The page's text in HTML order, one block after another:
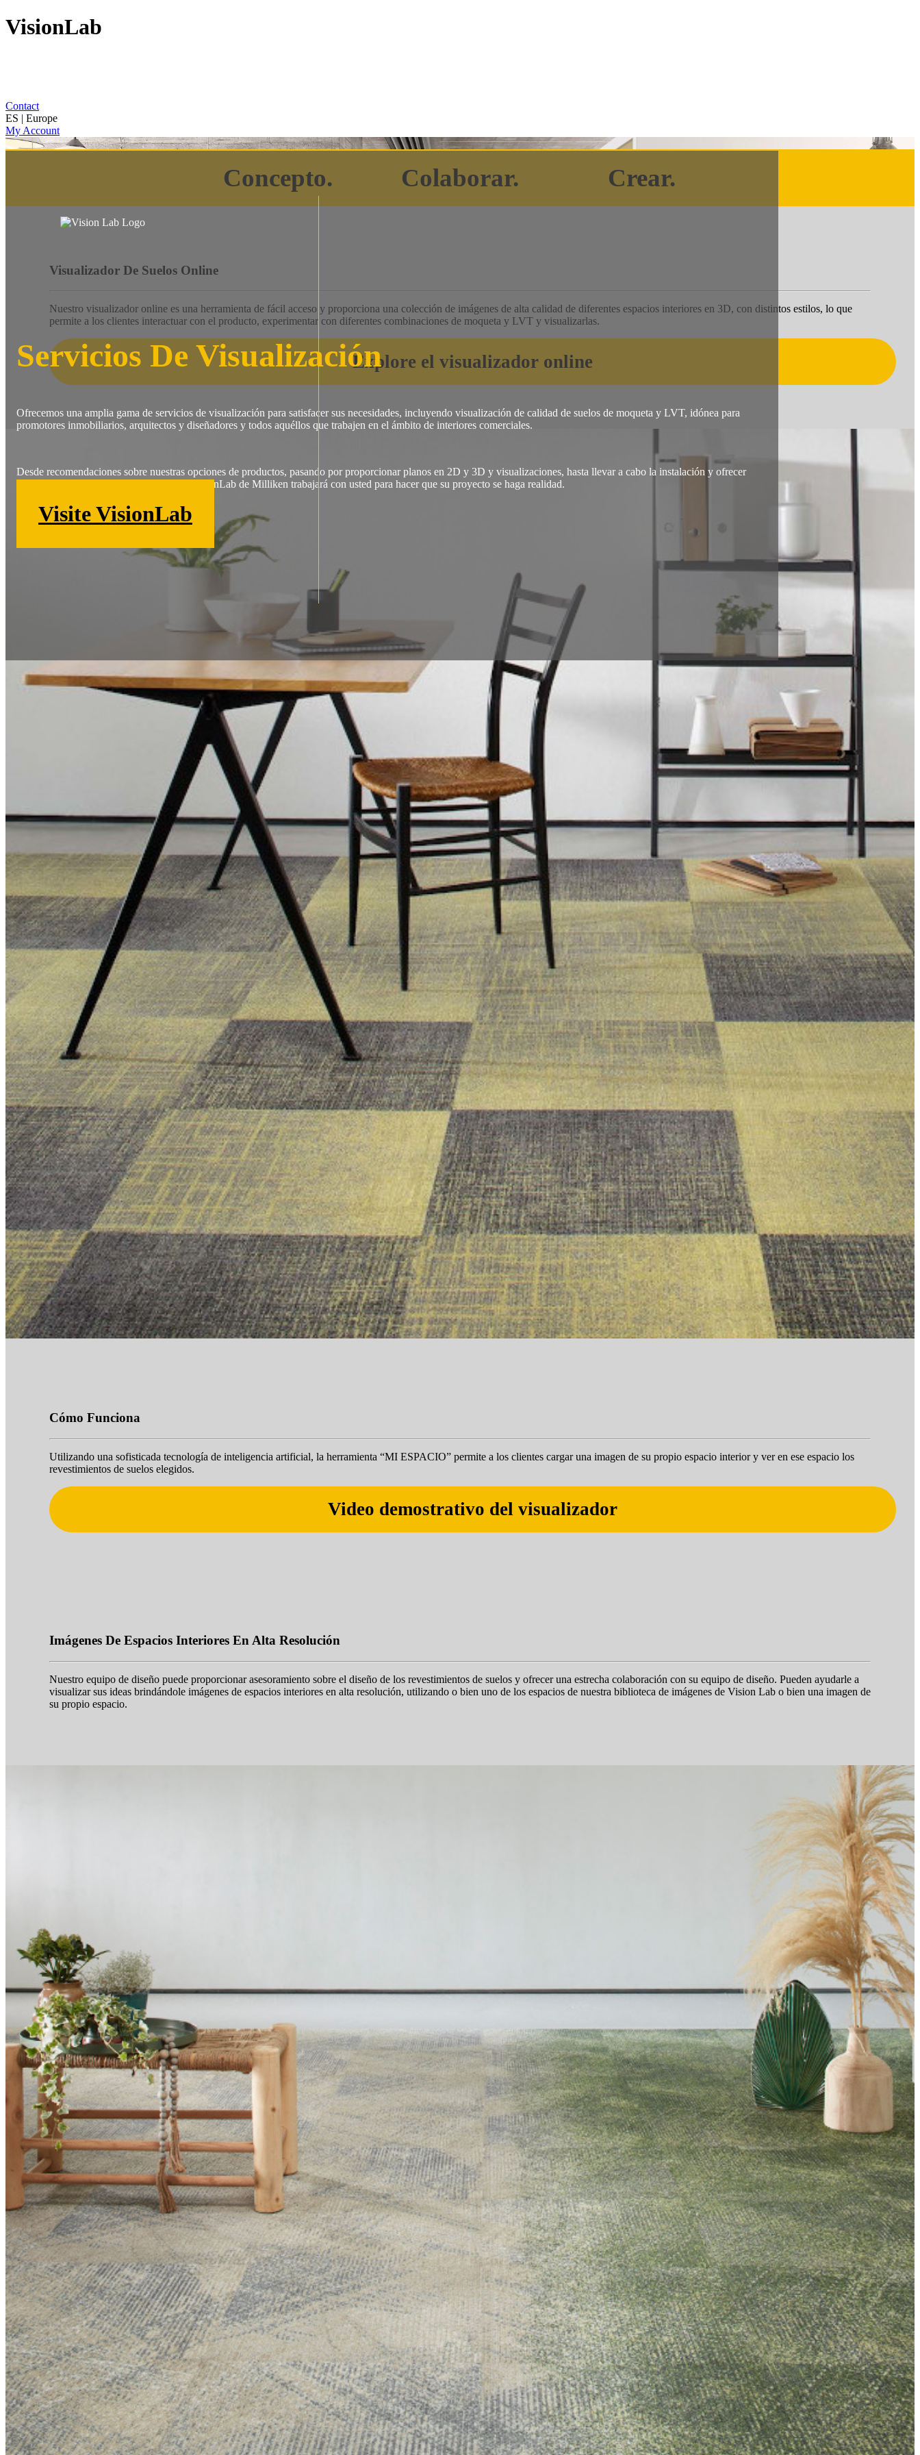
VisionLab
Contact
ES | Europe
My Account
Servicios De Visualización
Ofrecemos una amplia gama de servicios de visualización para satisfacer sus necesidades, incluyendo visualización de calidad de suelos de moqueta y LVT, idónea para
promotores inmobiliarios, arquitectos y diseñadores y todos aquéllos que trabajen en el ámbito de interiores comerciales.
Desde recomendaciones sobre nuestras opciones de productos, pasando por proporcionar planos en 2D y 3D y visualizaciones, hasta llevar a cabo la instalación y ofrecer
recomendaciones de cantidad, el equipo VisionLab de Milliken trabajará con usted para hacer que su proyecto se haga realidad.
Visite VisionLab
Concepto. Colaborar. Crear.
Visualizador De Suelos Online
Nuestro visualizador online es una herramienta de fácil acceso y proporciona una colección de imágenes de alta calidad de diferentes espacios interiores en 3D, con distintos estilos, lo que
permite a los clientes interactuar con el producto, experimentar con diferentes combinaciones de moqueta y LVT y visualizarlas.
Explore el visualizador online
Cómo Funciona
Utilizando una sofisticada tecnología de inteligencia artificial, la herramienta “MI ESPACIO” permite a los clientes cargar una imagen de su propio espacio interior y ver en ese espacio los
revestimientos de suelos elegidos.
Video demostrativo del visualizador
Imágenes De Espacios Interiores En Alta Resolución
Nuestro equipo de diseño puede proporcionar asesoramiento sobre el diseño de los revestimientos de suelos y ofrecer una estrecha colaboración con su equipo de diseño. Pueden ayudarle a
visualizar sus ideas brindándole imágenes de espacios interiores en alta resolución, utilizando o bien uno de los espacios de nuestra biblioteca de imágenes de Vision Lab o bien una imagen de
su propio espacio.